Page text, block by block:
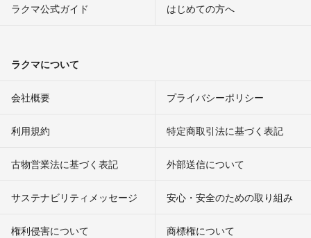
ラクマ公式ガイド はじめての方へ
ラクマについて
会社概要 プライバシーポリシー
利用規約 特定商取引法に基づく表記
古物営業法に基づく表記 外部送信について
サステナビリティメッセージ 安心・安全のための取り組み
権利侵害について
商標権について